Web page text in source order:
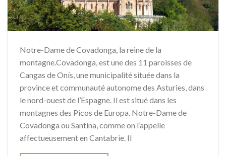
Notre-Dame de Covadonga, la reine de la
montagne.Covadonga, est une des 11 paroisses de
Cangas de Onís, une municipalité située dans la
province et communauté autonome des Asturies, dans
le nord-ouest de l’Espagne. Il est situé dans les
montagnes des Picos de Europa. Notre-Dame de
Covadonga ou Santina, comme on l’appelle
affectueusement en Cantabrie. Il